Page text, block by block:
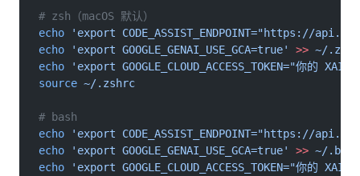
# zsh（macOS 默认）
echo 'export CODE_ASSIST_ENDPOINT="https://
echo 'export GOOGLE_GENAI_USE_GCA=true' >> ~/
echo 'export GOOGLE_CLOUD_ACCESS_TOKEN="你的
source ~/.zshrc
# bash
echo 'export CODE_ASSIST_ENDPOINT="https://
echo 'export GOOGLE_GENAI_USE_GCA=true' >> ~/
echo 'export GOOGLE_CLOUD_ACCESS_TOKEN="你的